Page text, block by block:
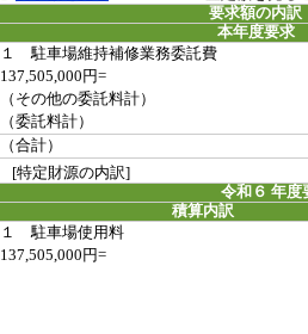
要求額の内訳
本年度要求
１ 駐車場維持補修業務委託費
137,505,000円=
（その他の委託料計）
（委託料計）
（合計）
[特定財源の内訳]
令和６ 年度
積算内訳
１ 駐車場使用料
137,505,000円=